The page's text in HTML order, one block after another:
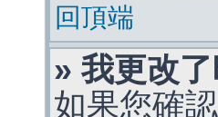
回頂端
» 我更改
如果您確